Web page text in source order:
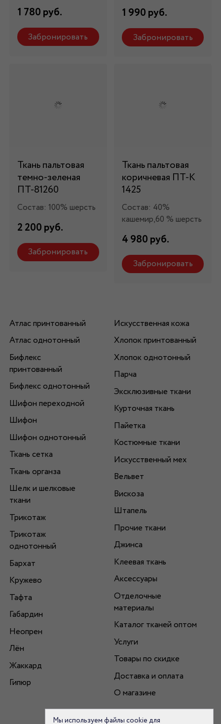
1 780 руб.
Забронировать
1 990 руб.
Забронировать
Ткань пальтовая
темно-зеленая
ПТ-81260
Состав: 100% шерсть
2 200 руб.
Забронировать
Ткань пальтовая
коричневая ПТ-К
1425
Состав: 40%
кашемир,60 % шерсть
4 980 руб.
Забронировать
Атлас принтованный
Атлас однотонный
Бифлекс
принтованный
Бифлекс однотонный
Шифон переходной
Шифон
Шифон однотонный
Ткань сетка
Ткань органза
Шелк и шелковые
ткани
Трикотаж
Трикотаж
однотонный
Бархат
Кружево
Тафта
Габардин
Неопрен
Лён
Жаккард
Гипюр
Искусственная кожа
Хлопок принтованный
Хлопок однотонный
Парча
Эксклюзивные ткани
Курточная ткань
Пайетка
Костюмные ткани
Искусственный мех
Вельвет
Вискоза
Штапель
Прочие ткани
Джинса
Клеевая ткань
Аксессуары
Отделочные
материалы
Каталог тканей оптом
Услуги
Товары по скидке
Доставка и оплата
О магазине
Мы используем файлы cookie для